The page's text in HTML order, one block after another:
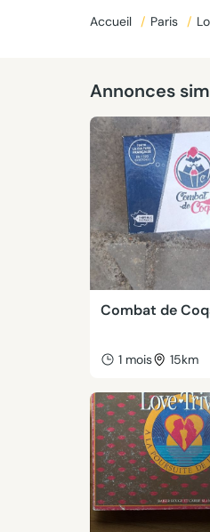
Accueil / Paris /
Annonces
Combat de
1 mois 15km